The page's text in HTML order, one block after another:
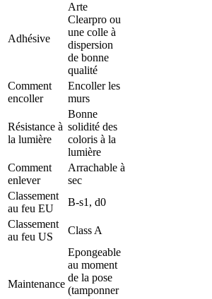
Adhésive
Arte
Clearpro ou
une colle à
dispersion
de bonne
qualité
Comment
encoller
Encoller les
murs
Résistance à
la lumière
Bonne
solidité des
coloris à la
lumière
Comment
enlever
Arrachable à
sec
Classement
au feu EU
B-s1, d0
Classement
au feu US
Class A
Maintenance
Epongeable
au moment
de la pose
(tamponner